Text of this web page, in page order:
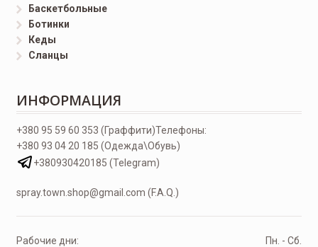
Баскетбольные
Ботинки
Кеды
Сланцы
ИНФОРМАЦИЯ
Телефоны:
+380 95 59 60 353 (Граффити)
+380 93 04 20 185 (Одежда\Обувь)
+380930420185 (Telegram)
spray.town.shop@gmail.com (F.A.Q.)
Рабочие дни:
Пн. - Сб.